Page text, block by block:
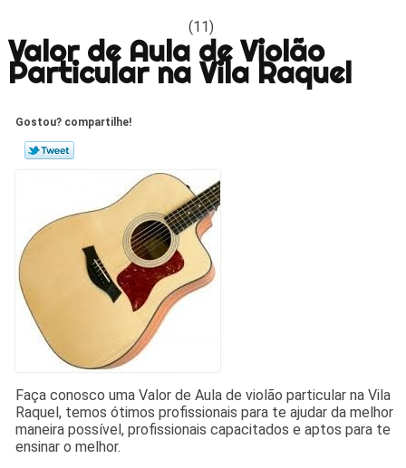
(11)
Valor de Aula de Violão
Particular na Vila Raquel
Gostou? compartilhe!
Faça conosco uma Valor de Aula de violão particular na Vila
Raquel, temos ótimos profissionais para te ajudar da melhor
maneira possível, profissionais capacitados e aptos para te
ensinar o melhor.